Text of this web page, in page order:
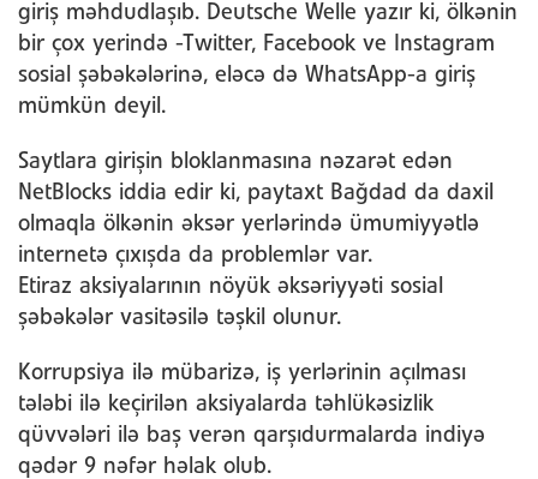
giriş məhdudlaşıb. Deutsche Welle yazır ki, ölkənin
bir çox yerində -Twitter, Facebook ve Instagram
sosial şəbəkələrinə, eləcə də WhatsApp-a giriş
mümkün deyil.
Saytlara girişin bloklanmasına nəzarət edən
NetBlocks iddia edir ki, paytaxt Bağdad da daxil
olmaqla ölkənin əksər yerlərində ümumiyyətlə
internetə çıxışda da problemlər var.
Etiraz aksiyalarının nöyük əksəriyyəti sosial
şəbəkələr vasitəsilə təşkil olunur.
Korrupsiya ilə mübarizə, iş yerlərinin açılması
tələbi ilə keçirilən aksiyalarda təhlükəsizlik
qüvvələri ilə baş verən qarşıdurmalarda indiyə
qədər 9 nəfər həlak olub.